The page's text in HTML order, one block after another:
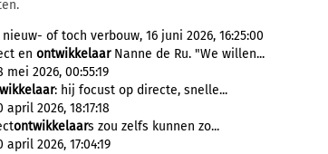
of toch verbouw, 16 juni 2026, 16:25:00
en ontwikkelaarNanne de Ru. "We willen...
2026, 00:55:19
: hij focust op directe, snelle...
2026, 18:17:18
ontwikkelaars zou zelfs kunnen zo...
2026, 17:04:19